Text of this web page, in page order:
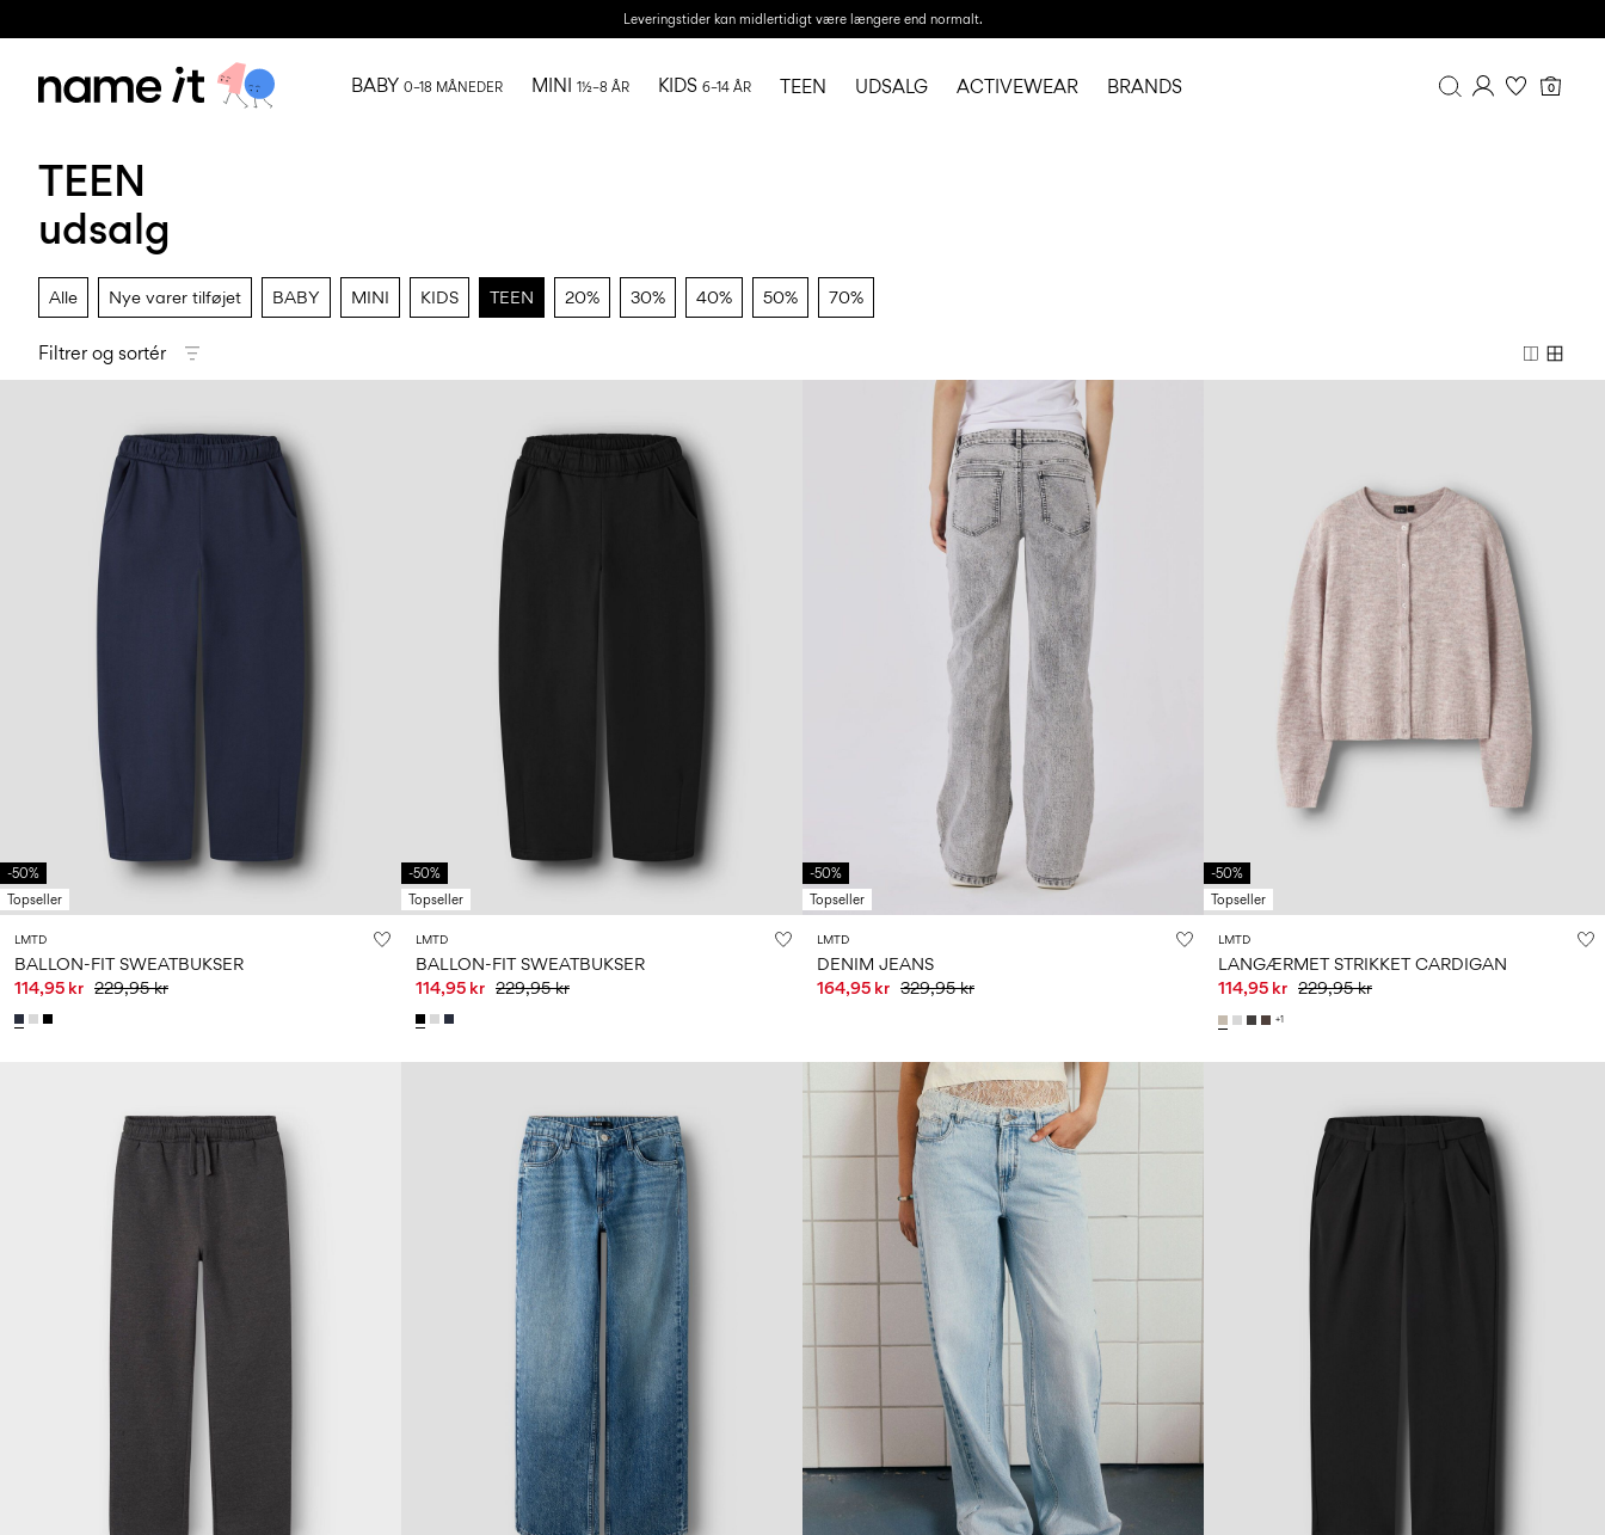
Leveringstider kan midlertidigt være længere end normalt.
0
BABY 0–18 MÅNEDER MINI 1½–8 ÅR KIDS 6–14 ÅR TEEN UDSALG ACTIVEWEAR BRANDS
TEEN
udsalg
Alle Nye varer tilføjet BABY MINI KIDS TEEN 20% 30% 40% 50% 70%
Filtrer og sortér
-50%
Topseller
LMTD
BALLON-FIT SWEATBUKSER
114,95 kr 229,95 kr
-50%
Topseller
LMTD
BALLON-FIT SWEATBUKSER
114,95 kr 229,95 kr
-50%
Topseller
LMTD
DENIM JEANS
164,95 kr 329,95 kr
-50%
Topseller
LMTD
LANGÆRMET STRIKKET CARDIGAN
114,95 kr 229,95 kr
+1